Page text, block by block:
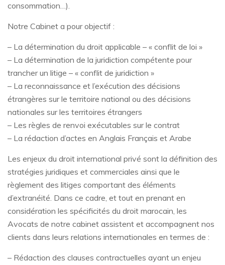
consommation…).
Notre Cabinet a pour objectif :
– La détermination du droit applicable – « conflit de loi »
– La détermination de la juridiction compétente pour
trancher un litige – « conflit de juridiction »
– La reconnaissance et l’exécution des décisions
étrangères sur le territoire national ou des décisions
nationales sur les territoires étrangers
– Les règles de renvoi exécutables sur le contrat
– La rédaction d’actes en Anglais Français et Arabe
Les enjeux du droit international privé sont la définition des
stratégies juridiques et commerciales ainsi que le
règlement des litiges comportant des éléments
d’extranéité. Dans ce cadre, et tout en prenant en
considération les spécificités du droit marocain, les
Avocats de notre cabinet assistent et accompagnent nos
clients dans leurs relations internationales en termes de :
– Rédaction des clauses contractuelles ayant un enjeu